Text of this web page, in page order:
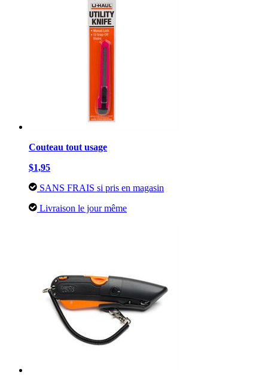
Couteau tout usage
$1,95
SANS FRAIS si pris en magasin
Livraison le jour même